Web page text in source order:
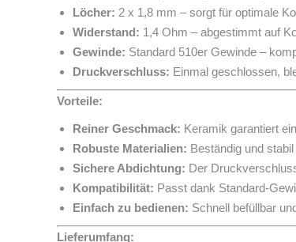
Löcher: 2 x 1,8 mm – sorgt für optimale
Widerstand: 1,4 Ohm – abgestimmt auf
Gewinde: Standard 510er Gewinde –
Druckverschluss: Einmal geschlossen,
Vorteile:
Reiner Geschmack: Keramik garantiert
Robuste Materialien: Beständig und
Sichere Abdichtung: Der
Kompatibilität: Passt dank Standard-
Einfach zu bedienen: Schnell befüllbar
Lieferumfang: